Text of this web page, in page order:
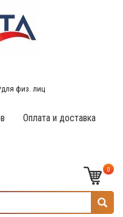
физ. лиц
Оплата и доставка
0